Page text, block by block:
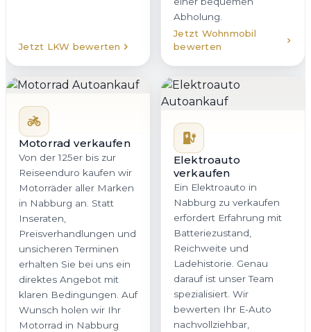
Jetzt LKW bewerten
Abholung.
Jetzt Wohnmobil
bewerten
Motorrad verkaufen
Von der 125er bis zur
Reiseenduro kaufen wir
Motorräder aller Marken
in Nabburg an. Statt
Inseraten,
Preisverhandlungen und
unsicheren Terminen
erhalten Sie bei uns ein
direktes Angebot mit
klaren Bedingungen. Auf
Wunsch holen wir Ihr
Motorrad in Nabburg
Elektroauto
verkaufen
Ein Elektroauto in
Nabburg zu verkaufen
erfordert Erfahrung mit
Batteriezustand,
Reichweite und
Ladehistorie. Genau
darauf ist unser Team
spezialisiert. Wir
bewerten Ihr E-Auto
nachvollziehbar,